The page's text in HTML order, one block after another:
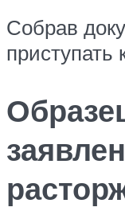
Собрав